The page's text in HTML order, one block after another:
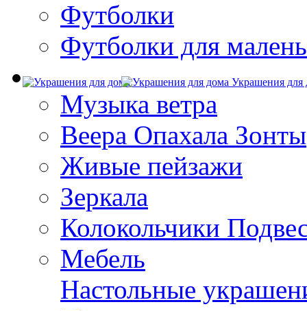
Футболки
Футболки для
Украшения для
Музыка ветра
Веера Опахала Зонты
Живые пейзажи
Зеркала
Колокольчики
Мебель
Настольные